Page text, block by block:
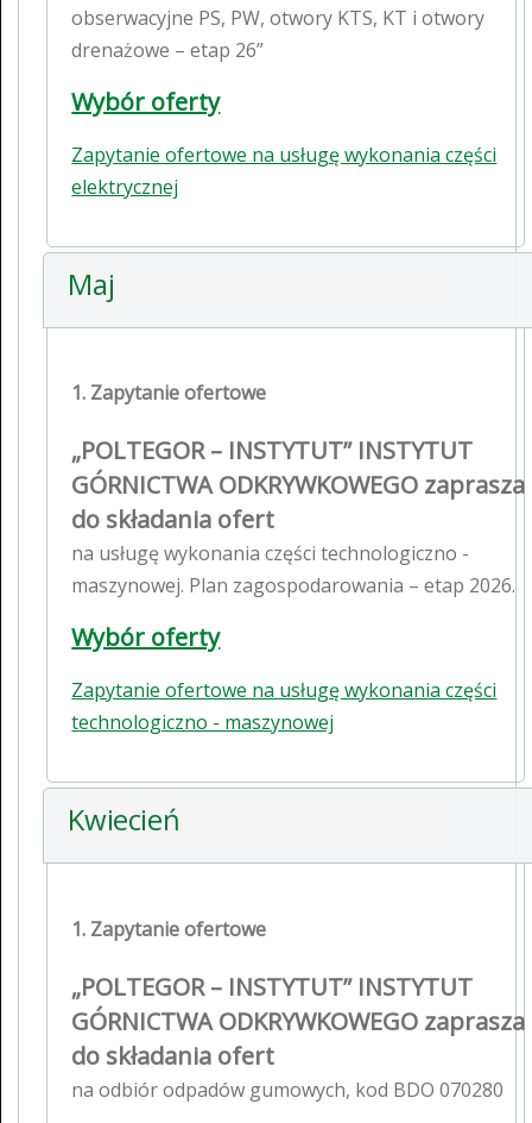
obserwacyjne PS, PW, otwory KTS, KT i otwory
drenażowe – etap 26”
Wybór oferty
Zapytanie ofertowe na usługę wykonania części
elektrycznej
Maj
1. Zapytanie ofertowe
„POLTEGOR – INSTYTUT” INSTYTUT
GÓRNICTWA ODKRYWKOWEGO zaprasza
do składania ofert
na usługę wykonania części technologiczno -
maszynowej. Plan zagospodarowania – etap 2026.
Wybór oferty
Zapytanie ofertowe na usługę wykonania części
technologiczno - maszynowej
Kwiecień
1. Zapytanie ofertowe
„POLTEGOR – INSTYTUT” INSTYTUT
GÓRNICTWA ODKRYWKOWEGO zaprasza
do składania ofert
na odbiór odpadów gumowych, kod BDO 070280